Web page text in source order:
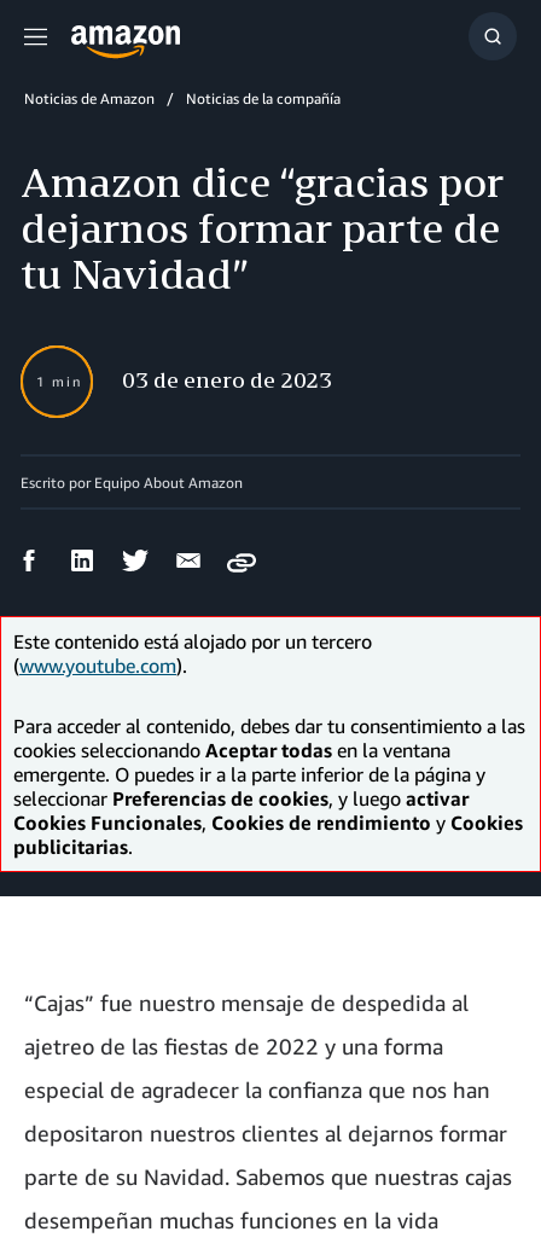
Menú
Noticias de Amazon Noticias de la compañía
Amazon dice “gracias por
dejarnos formar parte de
tu Navidad”
1 min 03 de enero de 2023
Escrito por Equipo About Amazon
CompartirCompartirCompartirCompartir
electrónico
Copy
Este contenido está alojado por un tercero
(www.youtube.com).
Para acceder al contenido, debes dar tu consentimiento a las
cookies seleccionando Aceptar todas en la ventana
emergente. O puedes ir a la parte inferior de la página y
seleccionar Preferencias de cookies, y luego activar
Cookies Funcionales, Cookies de rendimiento y Cookies
publicitarias.
“Cajas” fue nuestro mensaje de despedida al
ajetreo de las fiestas de 2022 y una forma
especial de agradecer la confianza que nos han
depositaron nuestros clientes al dejarnos formar
parte de su Navidad. Sabemos que nuestras cajas
desempeñan muchas funciones en la vida